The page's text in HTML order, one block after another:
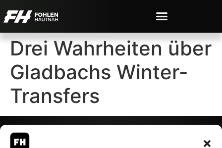
Drei Wahrheiten über
Gladbachs Winter-
Transfers